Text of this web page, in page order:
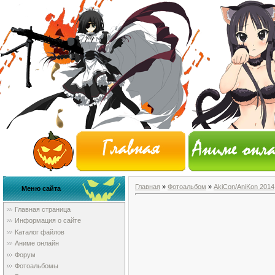
Меню сайта
Главная страница
Информация о сайте
Каталог файлов
Аниме онлайн
Форум
Фотоальбомы
Главная » Фотоальбом » AkiCon/AniKon 2014